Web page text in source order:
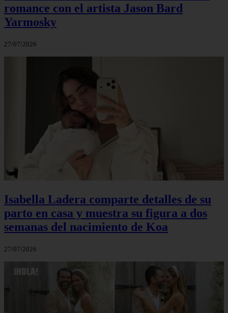
romance con el artista Jason Bard
Yarmosky
27/07/2026
Isabella Ladera comparte detalles de su
parto en casa y muestra su figura a dos
semanas del nacimiento de Koa
27/07/2026